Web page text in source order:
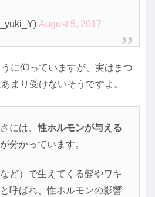
August 5, 2017
に仰っていますが、実はまつ
まり受けないそうですよ。
には、性ホルモンが与える
分かっています。
ど）で生えてくる髭やワキ
呼ばれ、性ホルモンの影響